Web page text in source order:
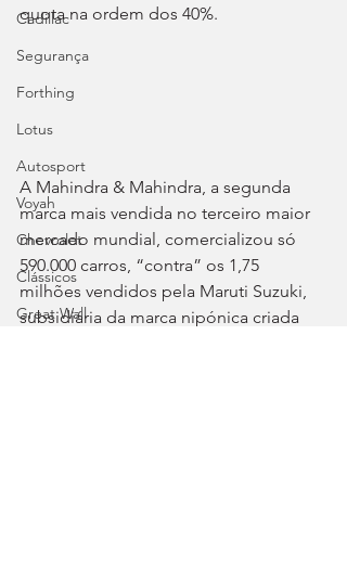
Cadillac
Segurança
Forthing
Lotus
Autosport
Voyah
Chevrolet
Clássicos
Great Wall
quota na ordem dos 40%.
A Mahindra & Mahindra, a segunda
marca mais vendida no terceiro maior
mercado mundial, comercializou só
590.000 carros, “contra” os 1,75
milhões vendidos pela Maruti Suzuki,
subsidiária da marca nipónica criada